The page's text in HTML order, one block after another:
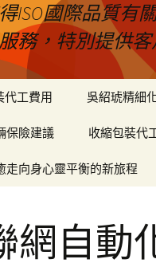
ISO國際品質
務，特別提供
代工費用 吳紹琥精細
保險建議 收縮包裝代
走向身心靈平衡的新旅程
網自動